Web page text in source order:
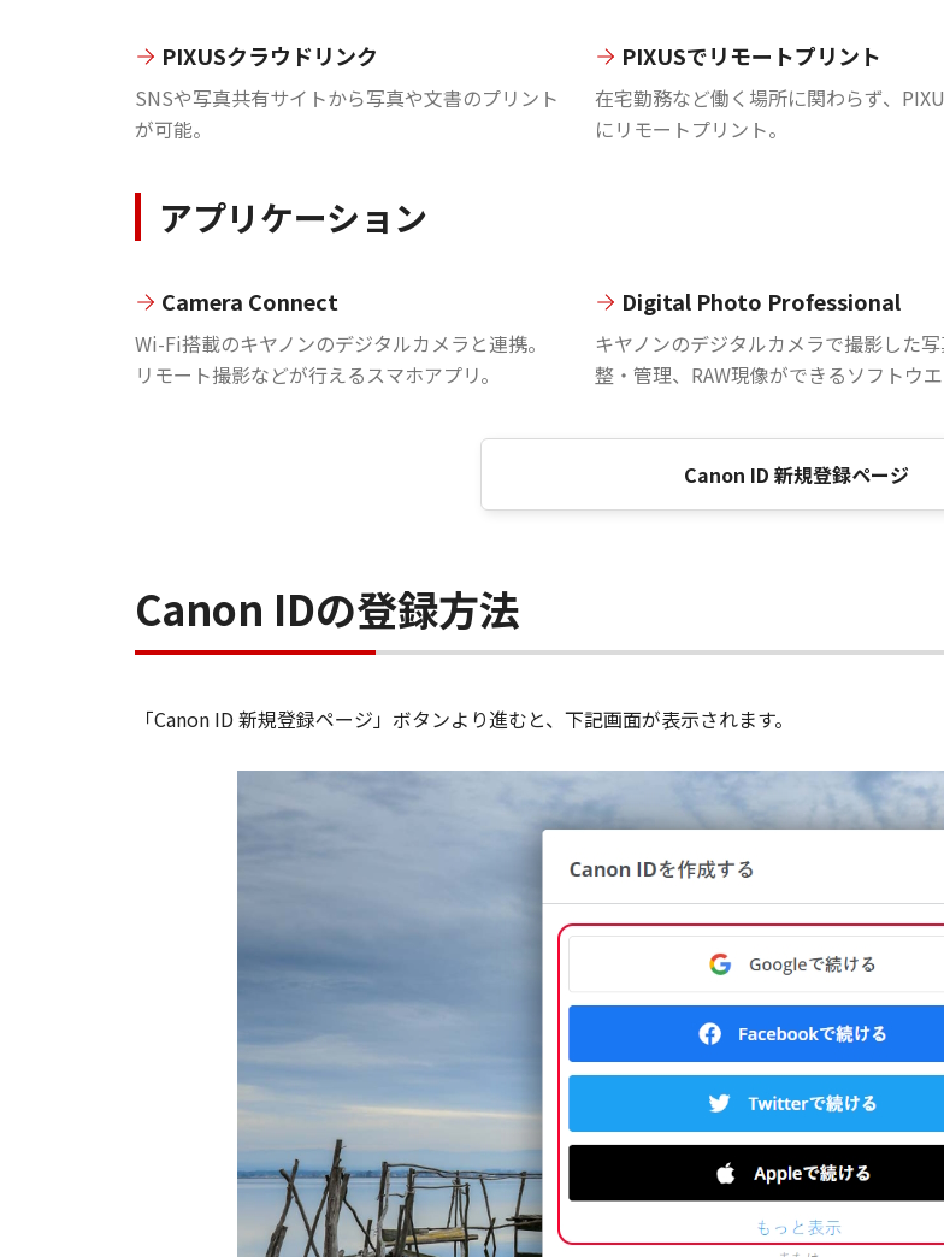
PIXUSクラウドリンク
SNSや写真共有サイトから写真や文書のプリント
が可能。
PIXUSでリモートプリント
在宅勤務など働く場所に関わらず、
にリモートプリント。
アプリケーション
Camera Connect
Wi-Fi搭載のキヤノンのデジタルカメラと連携。
リモート撮影などが行えるスマホアプリ。
Digital Photo Professional
キヤノンのデジタルカメラで撮影した
整・管理、RAW現像ができるソフトウエ
Canon ID 新規登録ページ
Canon IDの登録方法
「Canon ID 新規登録ページ」ボタンより進むと、下記画面が表示されます。